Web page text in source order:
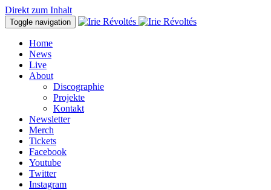
Direkt zum Inhalt
Toggle navigation
Home
News
Live
About
Discographie
Projekte
Kontakt
Newsletter
Merch
Tickets
Facebook
Youtube
Twitter
Instagram